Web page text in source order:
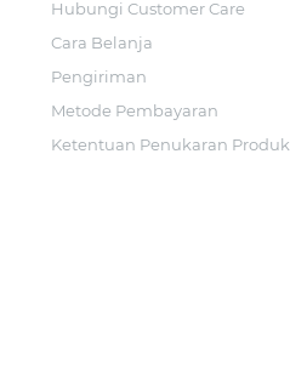
Hubungi Customer Care
Cara Belanja
Pengiriman
Metode Pembayaran
Ketentuan Penukaran Produk